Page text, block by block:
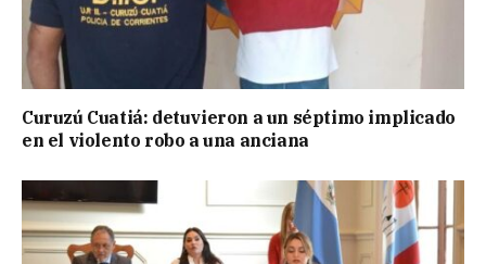
Curuzú Cuatiá: detuvieron a un séptimo implicado
en el violento robo a una anciana